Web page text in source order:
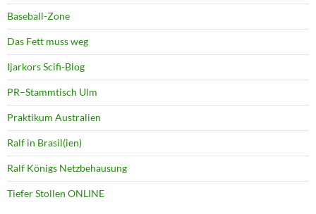
Baseball-Zone
Das Fett muss weg
Ijarkors Scifi-Blog
PR–Stammtisch Ulm
Praktikum Australien
Ralf in Brasil(ien)
Ralf Königs Netzbehausung
Tiefer Stollen ONLINE